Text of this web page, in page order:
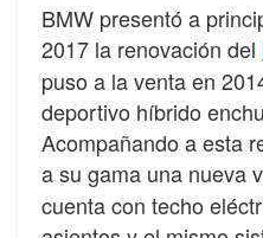
BMW presentó a
2017 la renovación del
puso a la venta en
deportivo híbrido
Acompañando a esta
a su gama una nueva
cuenta con techo